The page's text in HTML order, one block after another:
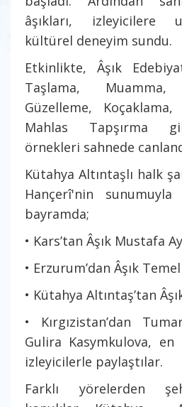
âşıkları, izleyicilere
kültürel deneyim sundu.
Etkinlikte, Âşık
Taşlama,
Güzelleme,
Mahlas Tapşırma
örnekleri sahnede
Kütahya Altıntaşlı halk
Hançerî'nin sunumuyla
bayramda;
• Kars’tan Âşık Mustafa
• Erzurum’dan Âşık
• Kütahya Altıntaş’tan
• Kırgızistan’dan
Gulira Kasymkulova,
izleyicilerle paylaştılar.
Farklı yörelerden